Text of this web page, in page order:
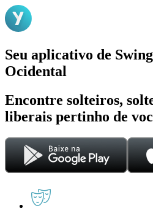
Seu aplicativo de
Ocidental
Encontre solteiros,
liberais pertinho de